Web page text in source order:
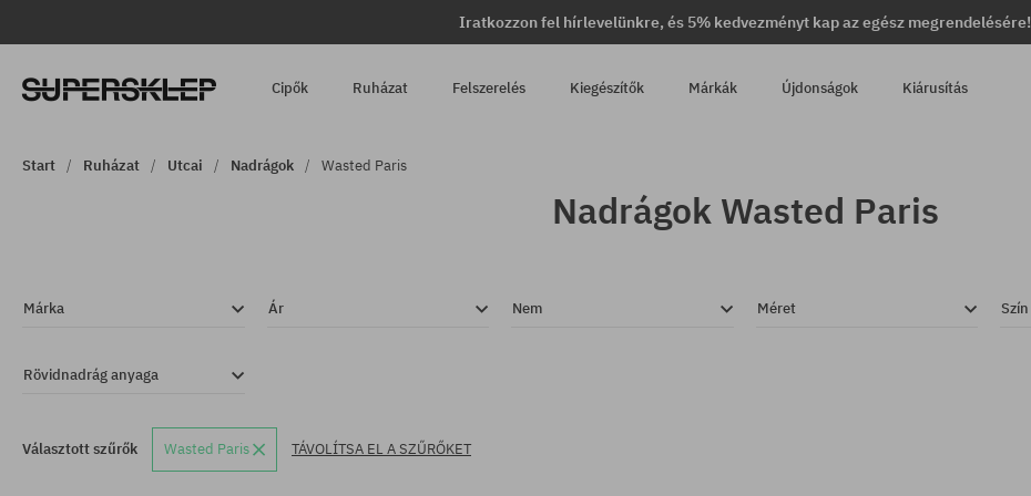
Iratkozzon fel hírlevelünkre, és 5% kedvezményt kap az egész megrendelésére!
Cipők Ruházat Felszerelés Kiegészítők Márkák Újdonságok Kiárusítás
Start Ruházat Utcai Nadrágok Wasted Paris
Nadrágok Wasted Paris
Márka Ár Nem Méret Szín
Rövidnadrág anyaga
Választott szűrők Wasted Paris TÁVOLÍTSA EL A SZŰRŐKET